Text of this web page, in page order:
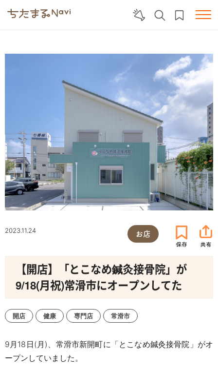
2023.11.24 お店
【開店】「とこなめ鍼灸接骨院」が
9/18(月祝)常滑市にオープンしてた
開店 健康 専門店 常滑市
9月18日(月 )、 常滑市新開町に「とこなめ鍼灸接骨院」がオ
ープンしていました。